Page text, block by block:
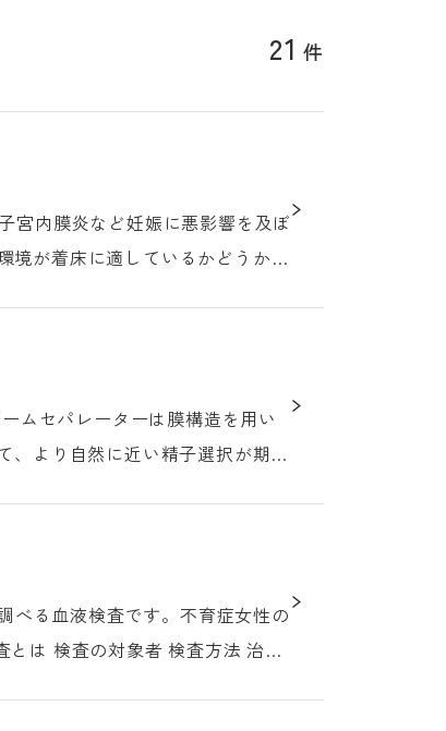
21 件
境が着床に適しているかどうかを
、より自然に近い精子選択が期待